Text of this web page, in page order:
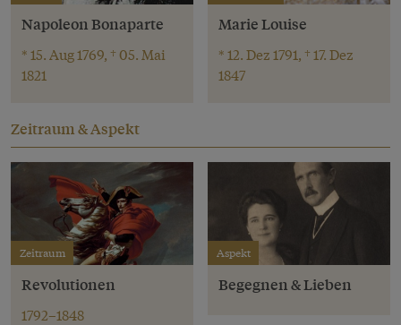
Napoleon Bonaparte
* 15. Aug 1769, † 05. Mai
1821
Marie Louise
* 12. Dez 1791, † 17. Dez
1847
Zeitraum & Aspekt
Zeitraum
Revolutionen
1792–1848
Aspekt
Begegnen & Lieben